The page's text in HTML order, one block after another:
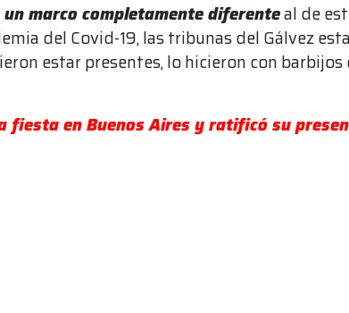
marco completamente diferenteal de
del Covid-19, las tribunas del Gálvez
estar presentes, lo hicieron con
fiesta en Buenos Aires y ratificó su